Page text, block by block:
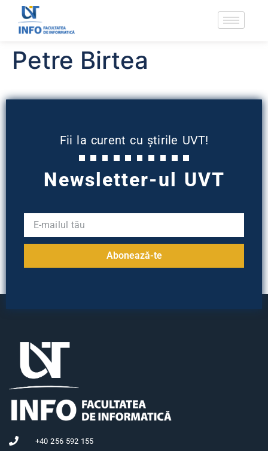
Petre Birtea
Fii la curent cu știrile UVT!
Newsletter-ul UVT
Abonează-te
+40 256 592 155